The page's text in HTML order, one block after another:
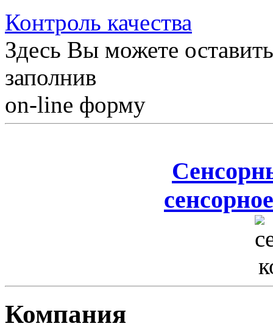
Контроль качества
Здесь Вы можете
заполнив
on-line форму
Компания